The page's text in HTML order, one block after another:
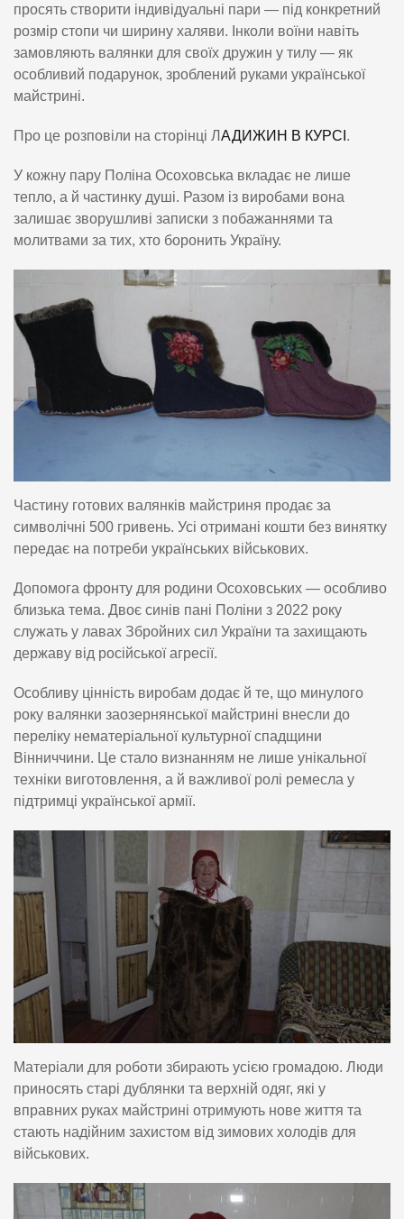
просять створити індивідуальні пари — під конкретний
розмір стопи чи ширину халяви. Інколи воїни навіть
замовляють валянки для своїх дружин у тилу — як
особливий подарунок, зроблений руками української
майстрині.
Про це розповіли на сторінці ЛАДИЖИН В КУРСІ .
У кожну пару Поліна Осоховська вкладає не лише
тепло, а й частинку душі. Разом із виробами вона
залишає зворушливі записки з побажаннями та
молитвами за тих, хто боронить Україну.
Частину готових валянків майстриня продає за
символічні 500 гривень. Усі отримані кошти без винятку
передає на потреби українських військових.
Допомога фронту для родини Осоховських — особливо
близька тема. Двоє синів пані Поліни з 2022 року
служать у лавах Збройних сил України та захищають
державу від російської агресії.
Особливу цінність виробам додає й те, що минулого
року валянки заозернянської майстрині внесли до
переліку нематеріальної культурної спадщини
Вінниччини. Це стало визнанням не лише унікальної
техніки виготовлення, а й важливої ролі ремесла у
підтримці української армії.
Матеріали для роботи збирають усією громадою. Люди
приносять старі дублянки та верхній одяг, які у
вправних руках майстрині отримують нове життя та
стають надійним захистом від зимових холодів для
військових.